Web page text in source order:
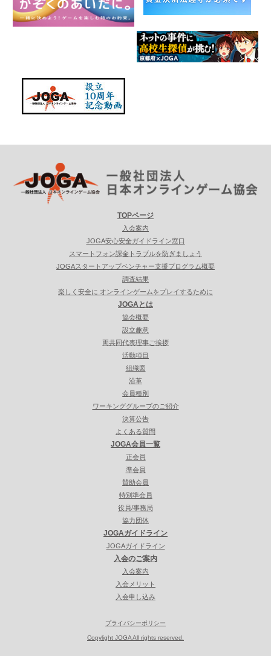
TOPページ
入会案内
JOGA安心安全ガイドライン窓口
スマートフォン課金トラブルを防ぎましょう
JOGAスタートアップベンチャー支援プログラム概要
調査結果
楽しく安全に オンラインゲームをプレイするために
JOGAとは
協会概要
設立趣意
両共同代表理事ご挨拶
活動項目
組織図
沿革
会員種別
ワーキンググループのご紹介
決算公告
よくある質問
JOGA会員一覧
正会員
準会員
賛助会員
特別準会員
役員/事務局
協力団体
JOGAガイドライン
JOGAガイドライン
入会のご案内
入会案内
入会メリット
入会申し込み
プライバシーポリシー
Copylight JOGA All rights reserved.